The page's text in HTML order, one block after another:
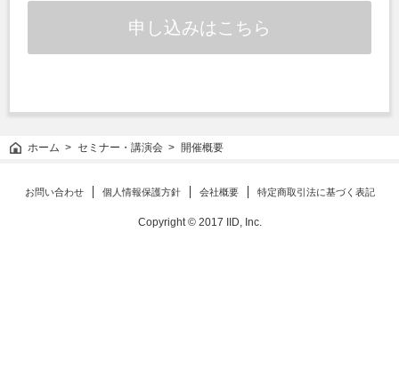
申し込みはこちら
ホーム セミナー・講演会 開催概要
お問い合わせ 個人情報保護方針 会社概要 特定商取引法に基づく表記
Copyright © 2017 IID, Inc.